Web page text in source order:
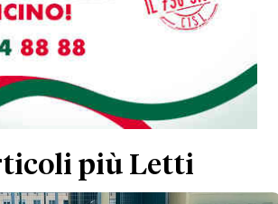
più Letti